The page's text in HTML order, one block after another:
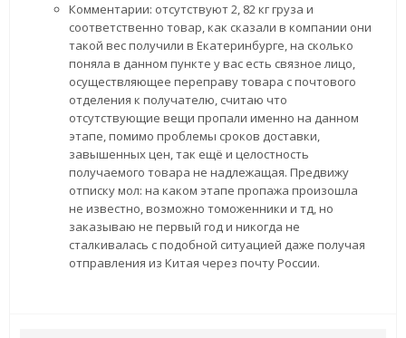
Комментарии: отсутствуют 2, 82 кг груза и
соответственно товар, как сказали в компании они
такой вес получили в Екатеринбурге, на сколько
поняла в данном пункте у вас есть связное лицо,
осуществляющее переправу товара с почтового
отделения к получателю, считаю что
отсутствующие вещи пропали именно на данном
этапе, помимо проблемы сроков доставки,
завышенных цен, так ещё и целостность
получаемого товара не надлежащая. Предвижу
отписку мол: на каком этапе пропажа произошла
не известно, возможно томоженники и тд, но
заказываю не первый год и никогда не
сталкивалась с подобной ситуацией даже получая
отправления из Китая через почту России.